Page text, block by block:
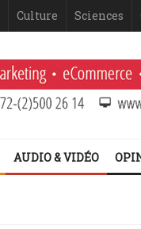
Culture Sciences
AUDIO & VIDÉO